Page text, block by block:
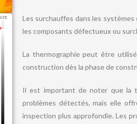
Les surchauffes dans les
les composants défectueux ou
La thermographie peut être
construction dès la phase de
Il est important de noter que la
problèmes détectés, mais elle
inspection plus approfondie. Les